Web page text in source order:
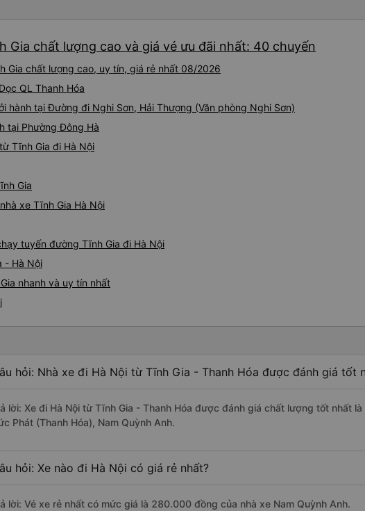
cao chất lượng dịch vụ chung, đồng
một tấm gương đáng khen ngợi trong
Gia chất lượng cao và giá vé ưu đãi nhất: 40 chuyến
Gia chất lượng cao, uy tín, giá rẻ nhất 08/2026
QL Thanh Hóa
hành tại Đường đi Nghi Sơn, Hải Thượng (Văn phòng Nghi Sơn)
tại Phường Đông Hà
Tĩnh Gia đi Hà Nội
Gia
xe Tĩnh Gia Hà Nội
tuyến đường Tĩnh Gia đi Hà Nội
- Hà Nội
nhanh và uy tín nhất
hỏi: Nhà xe đi Hà Nội từ Tĩnh Gia - Thanh Hóa được đánh giá tốt
lời: Xe đi Hà Nội từ Tĩnh Gia - Thanh Hóa được đánh giá chất lượng tốt nhất
Phát (Thanh Hóa), Nam Quỳnh Anh.
hỏi: Xe nào đi Hà Nội có giá rẻ nhất?
lời: Vé xe rẻ nhất có mức giá là 280.000 đồng của nhà xe Nam Quỳnh Anh.